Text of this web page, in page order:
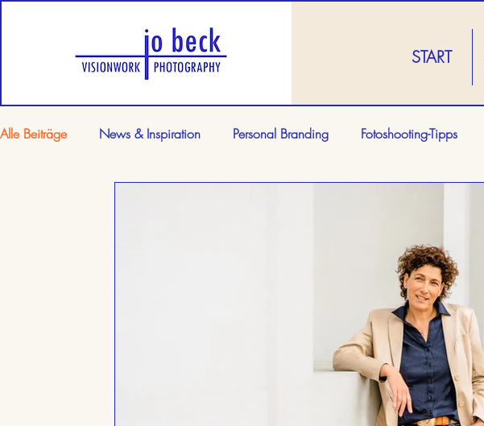
START
Alle Beiträge News & Inspiration Personal Branding Fotoshooting-Tipps